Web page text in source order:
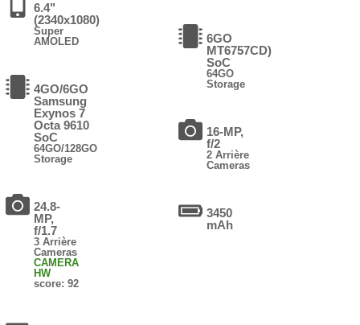
6.4"
(2340x1080)
Super
AMOLED
4GO/6GO
Samsung
Exynos 7
Octa 9610
SoC
64GO/128GO
Storage
24.8-
MP,
f/1.7
3 Arrière
Cameras
CAMERA
HW
score: 92
6GO
MT6757CD)
SoC
64GO
Storage
16-MP,
f/2
2 Arrière
Cameras
3450
mAh